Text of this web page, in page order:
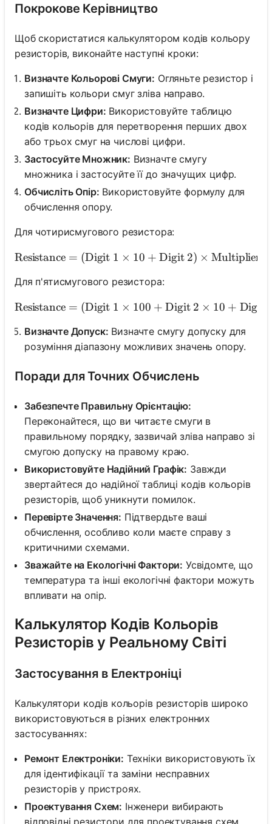
Покрокове Керівництво
Щоб скористатися калькулятором кодів кольору
резисторів, виконайте наступні кроки:
Визначте Кольорові Смуги: Огляньте резистор і
запишіть кольори смуг зліва направо.
Визначте Цифри: Використовуйте таблицю
кодів кольорів для перетворення перших двох
або трьох смуг на числові цифри.
Застосуйте Множник: Визначте смугу
множника і застосуйте її до значущих цифр.
Обчисліть Опір: Використовуйте формулу для
обчислення опору.
Для чотирисмугового резистора:
\text{Resistance} =
Resistance = (Digit 1 × 10 + Digit 2) × Multiplier
Для п'ятисмугового резистора:
Resistance = (Digit 1 × 100 + Digit 2 × 10 + Digit
Визначте Допуск: Визначте смугу допуску для
розуміння діапазону можливих значень опору.
Поради для Точних Обчислень
Забезпечте Правильну Орієнтацію:
Переконайтеся, що ви читаєте смуги в
правильному порядку, зазвичай зліва направо зі
смугою допуску на правому краю.
Використовуйте Надійний Графік: Завжди
звертайтеся до надійної таблиці кодів кольорів
резисторів, щоб уникнути помилок.
Перевірте Значення: Підтвердьте ваші
обчислення, особливо коли маєте справу з
критичними схемами.
Зважайте на Екологічні Фактори: Усвідомте, що
температура та інші екологічні фактори можуть
впливати на опір.
Калькулятор Кодів Кольорів
Резисторів у Реальному Світі
Застосування в Електроніці
Калькулятори кодів кольорів резисторів широко
використовуються в різних електронних
застосуваннях:
Ремонт Електроніки: Техніки використовують їх
для ідентифікації та заміни несправних
резисторів у пристроях.
Проектування Схем: Інженери вибирають
відповідні резистори для проектування схем.